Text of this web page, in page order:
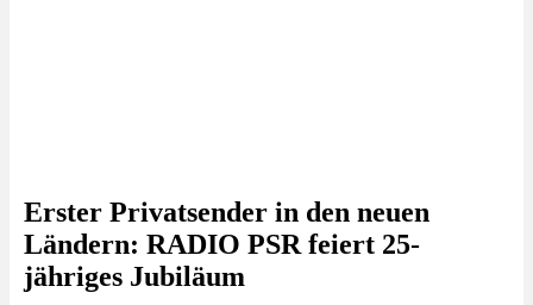
Erster Privatsender in den neuen
Ländern: RADIO PSR feiert 25-
jähriges Jubiläum